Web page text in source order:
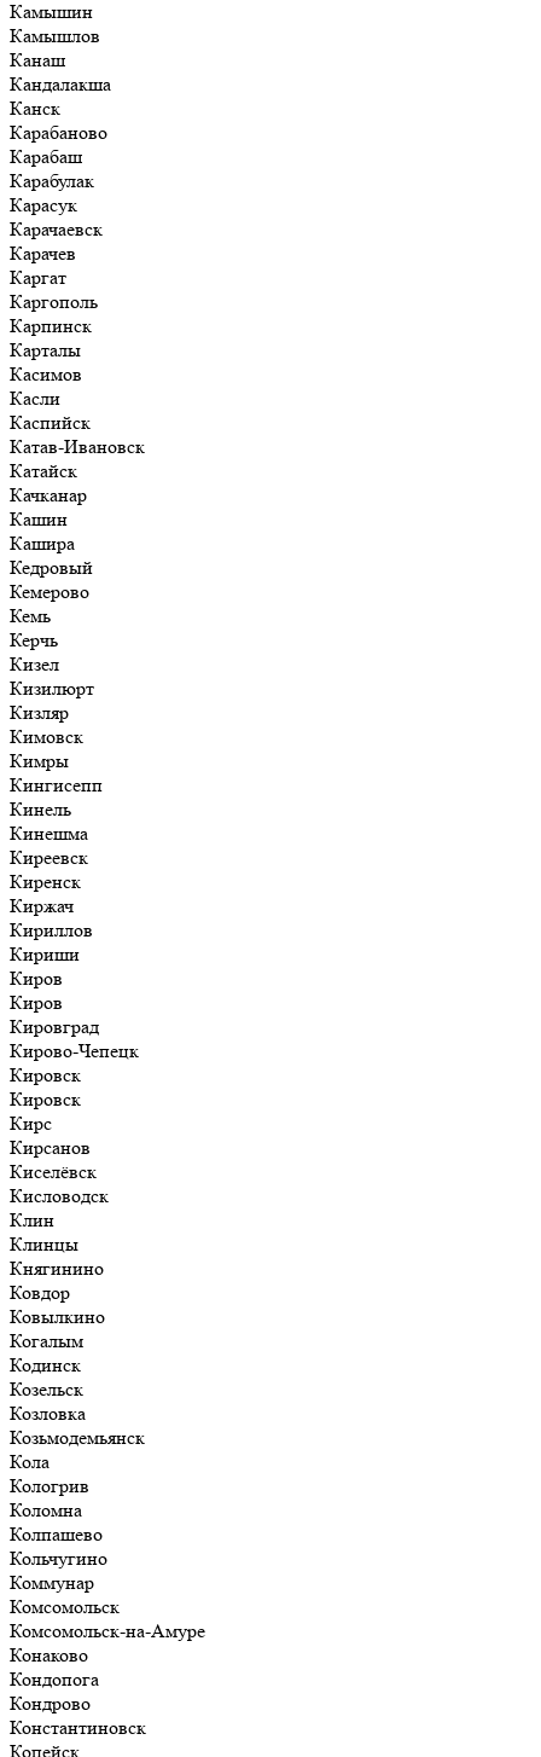
Камышин
Камышлов
Канаш
Кандалакша
Канск
Карабаново
Карабаш
Карабулак
Карасук
Карачаевск
Карачев
Каргат
Каргополь
Карпинск
Карталы
Касимов
Касли
Каспийск
Катав-Ивановск
Катайск
Качканар
Кашин
Кашира
Кедровый
Кемерово
Кемь
Керчь
Кизел
Кизилюрт
Кизляр
Кимовск
Кимры
Кингисепп
Кинель
Кинешма
Киреевск
Киренск
Киржач
Кириллов
Кириши
Киров
Киров
Кировград
Кирово-Чепецк
Кировск
Кировск
Кирс
Кирсанов
Киселёвск
Кисловодск
Клин
Клинцы
Княгинино
Ковдор
Ковылкино
Когалым
Кодинск
Козельск
Козловка
Козьмодемьянск
Кола
Кологрив
Коломна
Колпашево
Кольчугино
Коммунар
Комсомольск
Комсомольск-на-Амуре
Конаково
Кондопога
Кондрово
Константиновск
Копейск